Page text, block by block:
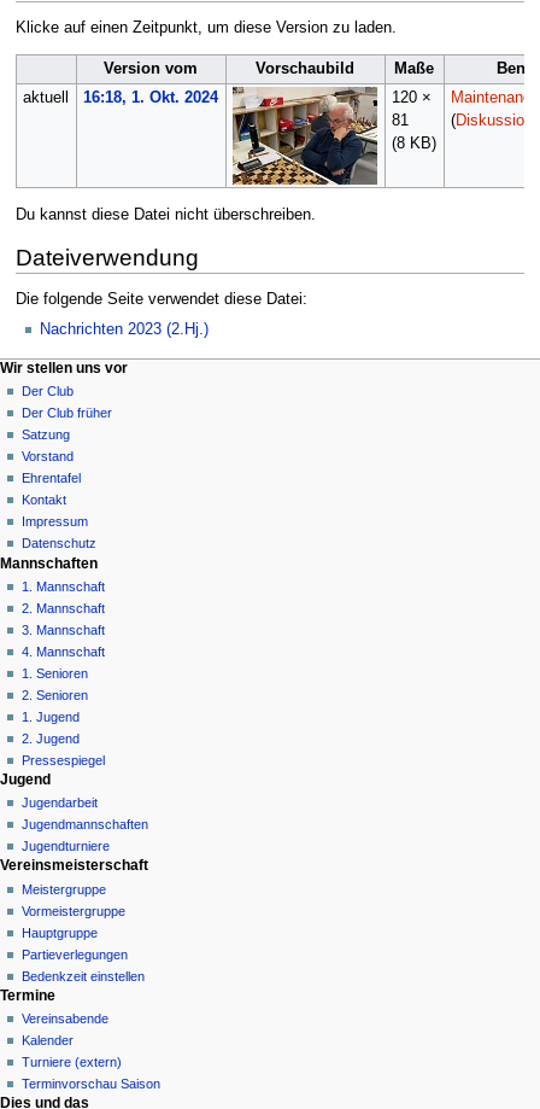
Klicke auf einen Zeitpunkt, um diese Version zu laden.
Version vom Vorschaubild Maße
aktuell
16:18, 1. Okt. 2024
120 ×
81
(8 KB)
(Diskussion
Du kannst diese Datei nicht überschreiben.
Dateiverwendung
Die folgende Seite verwendet diese Datei:
Nachrichten 2023 (2.Hj.)
N
a
v
g
a
i
o
n
s
m
e
n
ü
Seitenaktionen
Datei
Diskussion
Lesen
Quelltext
anzeigen
Versionsgeschichte
Meine Werkzeuge
Anmelden
Wir stellen uns vor
Der Club
Der Club früher
Satzung
Vorstand
Ehrentafel
Kontakt
Impressum
Datenschutz
Mannschaften
1. Mannschaft
2. Mannschaft
3. Mannschaft
4. Mannschaft
1. Senioren
2. Senioren
1. Jugend
2. Jugend
Pressespiegel
Jugend
Jugendarbeit
Jugendmannschaften
Jugendturniere
Vereinsmeisterschaft
Meistergruppe
Vormeistergruppe
Hauptgruppe
Partieverlegungen
Bedenkzeit einstellen
Termine
Vereinsabende
Kalender
Turniere (extern)
Terminvorschau Saison
Dies und das